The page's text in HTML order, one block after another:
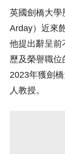
英國劍橋大學
Arday）近來
他提出辭呈前
歷及榮譽職
2023年獲劍
人教授。